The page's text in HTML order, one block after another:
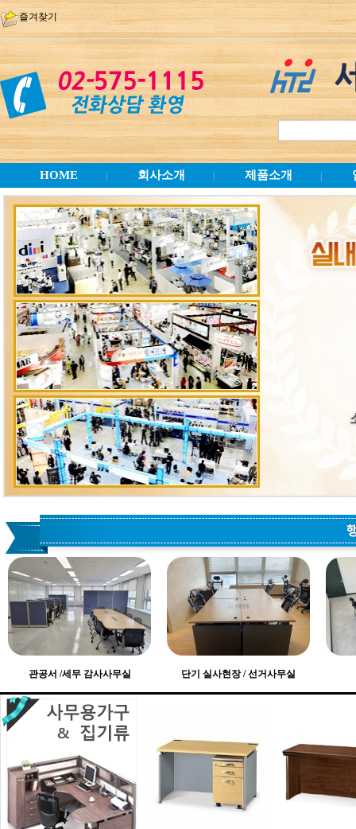
즐겨찾기
HOME 회사소개 제품소개
관공서 /세무 감사사무실 단기 실사현장 / 선거사무실